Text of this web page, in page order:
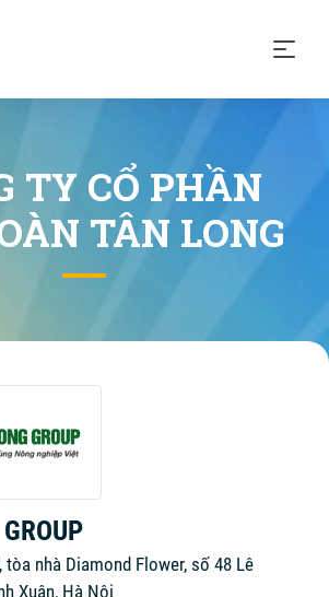
TY CỔ PHẦN
TÂN LONG
tòa nhà Diamond Flower, số 48 Lê
Xuân, Hà Nội